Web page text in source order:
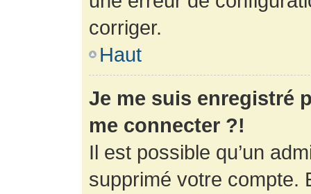
corriger.
Haut
Je me suis enregistré
me connecter ?!
Il est possible qu’un
supprimé votre compte.